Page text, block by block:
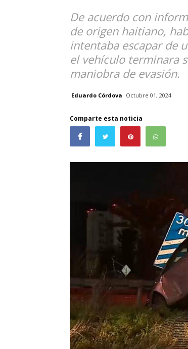
De acuerdo con
de origen haitiano,
intentaba escapar de
el vehículo terminara
maniobra de evasión.
Eduardo Córdova Octubre 01, 2024
Comparte esta noticia